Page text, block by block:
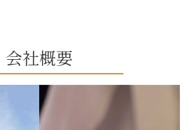
会社概要